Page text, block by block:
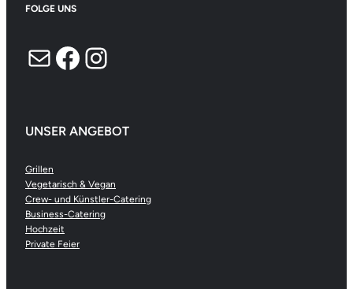
FOLGE UNS
E-Mail Facebook Instagram
UNSER ANGEBOT
Grillen
Vegetarisch & Vegan
Crew- und Künstler-Catering
Business-Catering
Hochzeit
Private Feier